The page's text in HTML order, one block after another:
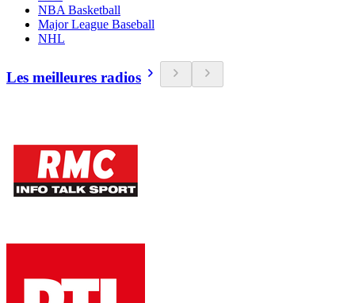
NBA Basketball
Major League Baseball
NHL
Les meilleures radios